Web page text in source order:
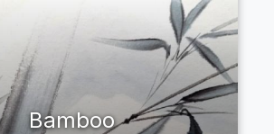
Bamboo